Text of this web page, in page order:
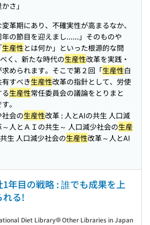
さ」
革期にあり、不確実性が高まるなか、
の節目を迎えまし......」そのものや
生産性とは何か」といった根源的な問
く、新たな時代の生産性改革を実践・
められます。そこで第２回「生産性白
すべき生産性改革の指針として、労使
生産性常任委員会の議論をとりまと
。
会の生産性改革 : 人とAIの共生 人口減
～人とＡＩの共生～ 人口減少社会の生産
生 人口減少社会の生産性改革～人とAI
1年目の戦略 : 誰でも成果を上
れる!
Diet Library Other Libraries in Japan